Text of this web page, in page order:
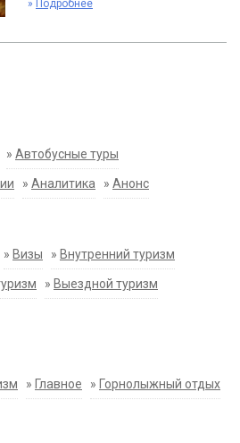
» Подробнее
» Автобусные туры
» Аналитика » Анонс
» Визы » Внутренний туризм
» Выездной туризм
» Главное » Горнолыжный отдых